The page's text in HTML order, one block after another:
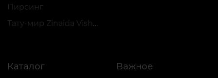
Пирсинг
Тату-мир Zinaida Vishenka
Каталог Важное